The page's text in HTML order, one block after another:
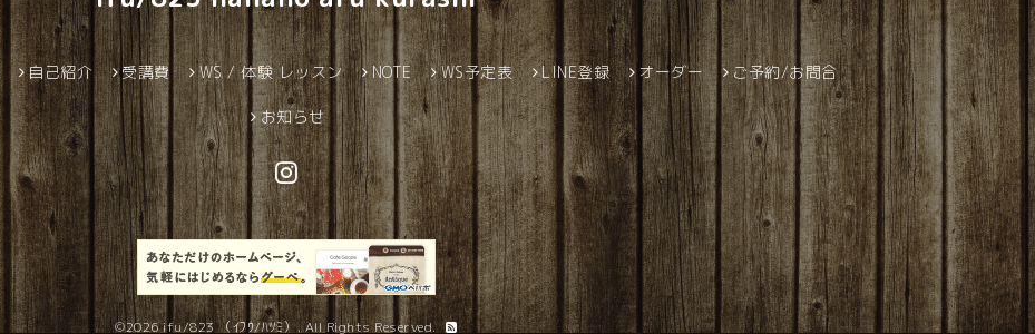
自己紹介 受講費 WS / 体験 レッスン NOTE WS予定表 LINE登録 オーダー ご予約/お問合
お知らせ
©2026ifu/823 （ｲﾌｳ/ﾊﾂﾐ）. All Rights Reserved.